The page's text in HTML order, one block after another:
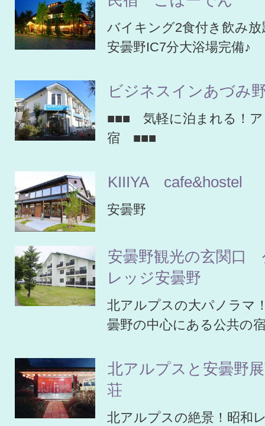
バイキング2食付き飲み
安曇野IC7分大浴場完備♪
ビジネスインあづみ
■■■ 気軽に泊まれる！
宿 ■■■
KIIIYA cafe&hostel
安曇野
安曇野観光の玄関
レッジ安曇野
北アルプスの大パノラマ
曇野の中心にある公共の
北アルプスと安曇野
荘
北アルプスの絶景！昭和